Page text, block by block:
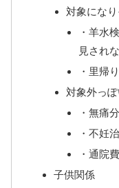
対象にな
・羊水
見され
・里帰
対象外っ
・無痛
・不妊
・通院
子供関係